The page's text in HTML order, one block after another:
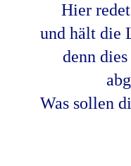
Hier
und hält die
denn
Was sollen